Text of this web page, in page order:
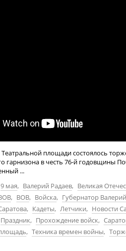
площади состоялось
гарнизона в честь 76-й годовщины
...
9 мая, Валерий Радаев, Великая
, ВОВ, Войска, Губернатор
, Кадеты, Летчики, Новости
Праздник, Прохождение войск,
, Техника времен войны,